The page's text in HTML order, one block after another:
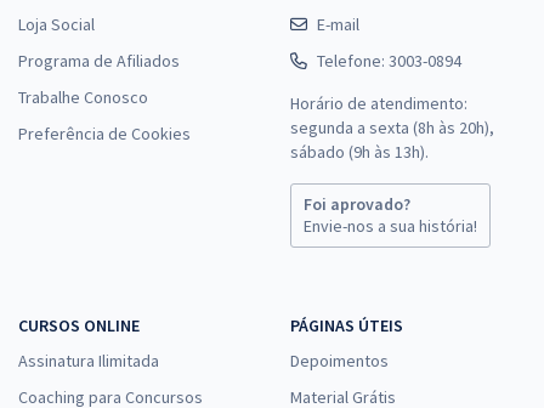
Loja Social
Programa de Afiliados
Trabalhe Conosco
Preferência de Cookies
E-mail
Telefone: 3003-0894
Horário de atendimento:
segunda a sexta (8h às 20h),
sábado (9h às 13h).
Foi aprovado?
Envie-nos a sua história!
CURSOS ONLINE
Assinatura Ilimitada
Coaching para Concursos
PÁGINAS ÚTEIS
Depoimentos
Material Grátis